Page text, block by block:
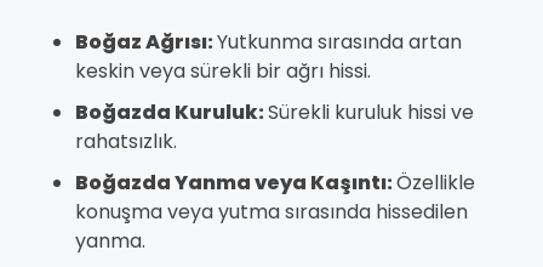
Boğaz Ağrısı:Yutkunma sırasında artan
keskin veya sürekli bir ağrı hissi.
Boğazda Kuruluk:Sürekli kuruluk hissi ve
rahatsızlık.
Boğazda Yanma veya Kaşıntı:Özellikle
konuşma veya yutma sırasında hissedilen
yanma.